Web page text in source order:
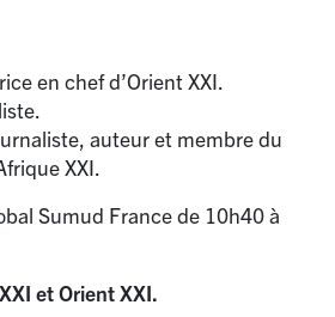
en chef d’Orient XXI.
auteur et membre du
XXI.
Sumud France de 10h40 à
et Orient XXI.